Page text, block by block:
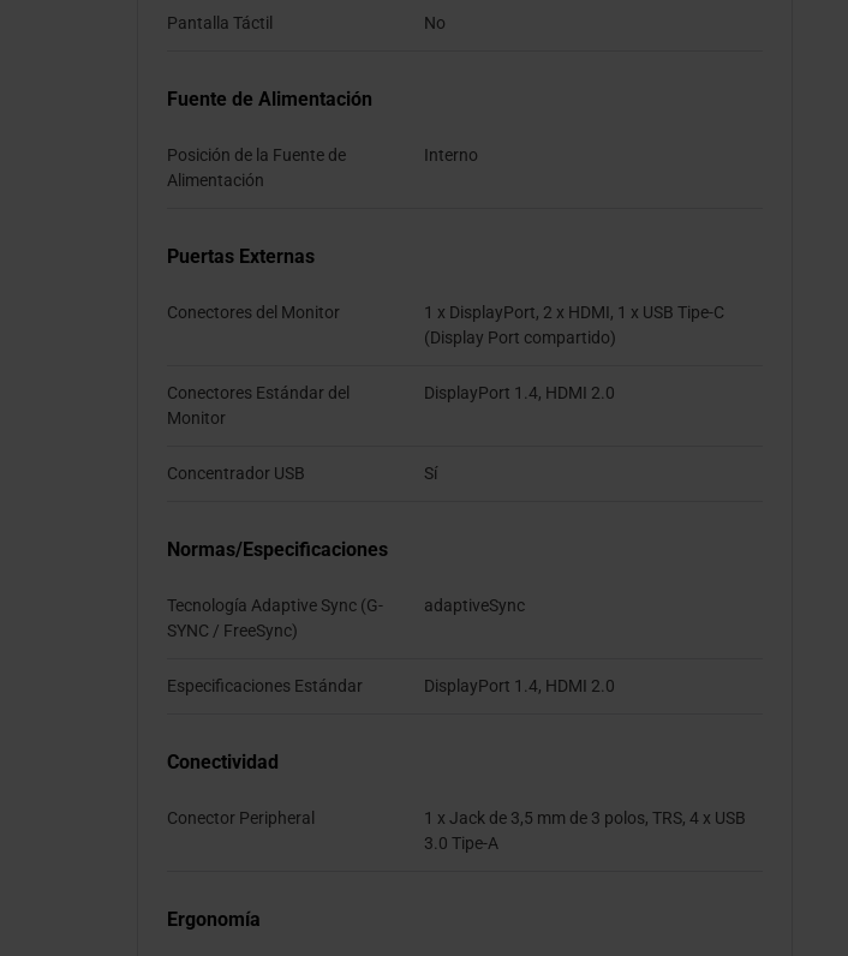
Pantalla Táctil No
Fuente de Alimentación
Posición de la Fuente de
Alimentación
Interno
Puertas Externas
Conectores del Monitor
1 x DisplayPort, 2 x HDMI, 1 x USB Tipe-C
(Display Port compartido)
Conectores Estándar del
Monitor
DisplayPort 1.4, HDMI 2.0
Concentrador USB Sí
Normas/Especificaciones
Tecnología Adaptive Sync (G-
SYNC / FreeSync)
adaptiveSync
Especificaciones Estándar DisplayPort 1.4, HDMI 2.0
Conectividad
Conector Peripheral
1 x Jack de 3,5 mm de 3 polos, TRS, 4 x USB
3.0 Tipe-A
Ergonomía